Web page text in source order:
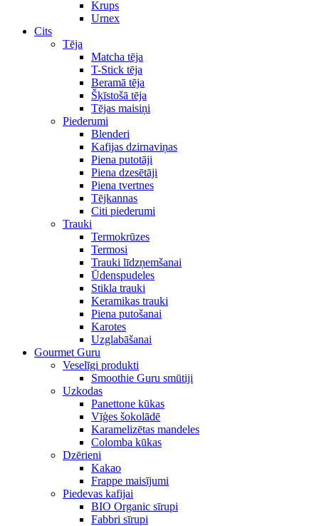
Krups
Urnex
Cits
Tēja
Matcha tēja
T-Stick tēja
Beramā tēja
Šķīstošā tēja
Tējas maisiņi
Piederumi
Blenderi
Kafijas dzirnaviņas
Piena putotāji
Piena dzesētāji
Piena tvertnes
Tējkannas
Citi piederumi
Trauki
Termokrūzes
Termosi
Trauki līdzņemšanai
Ūdenspudeles
Stikla trauki
Keramikas trauki
Piena putošanai
Karotes
Uzglabāšanai
Gourmet Guru
Veselīgi produkti
Smoothie Guru smūtiji
Uzkodas
Panettone kūkas
Vīģes šokolādē
Karamelizētas mandeles
Colomba kūkas
Dzērieni
Kakao
Frappe maisījumi
Piedevas kafijai
BIO Organic sīrupi
Fabbri sīrupi